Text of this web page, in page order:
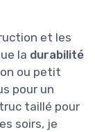
et les
la durabilité
ou petit
pour un
taillé pour
soirs, je